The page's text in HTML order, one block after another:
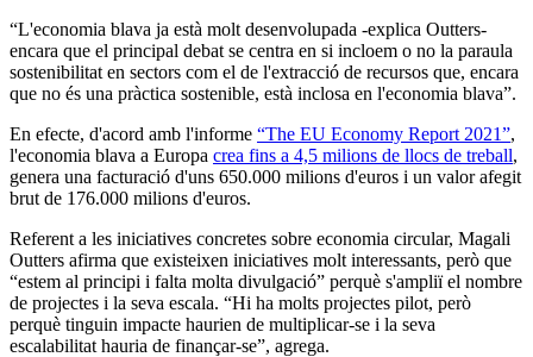
“L'economia blava ja està molt desenvolupada -explica Outters-
encara que el principal debat se centra en si incloem o no la paraula
sostenibilitat en sectors com el de l'extracció de recursos que, encara
que no és una pràctica sostenible, està inclosa en l'economia blava”.
En efecte, d'acord amb l'informe “The EU Economy Report 2021”,
l'economia blava a Europa crea fins a 4,5 milions de llocs de treball,
genera una facturació d'uns 650.000 milions d'euros i un valor afegit
brut de 176.000 milions d'euros.
Referent a les iniciatives concretes sobre economia circular, Magali
Outters afirma que existeixen iniciatives molt interessants, però que
“estem al principi i falta molta divulgació” perquè s'ampliï el nombre
de projectes i la seva escala. “Hi ha molts projectes pilot, però
perquè tinguin impacte haurien de multiplicar-se i la seva
escalabilitat hauria de finançar-se”, agrega.